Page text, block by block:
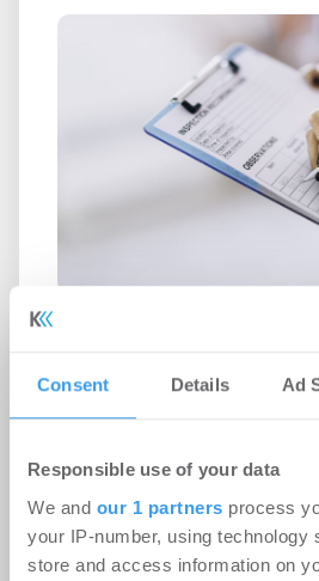
Consent Details Ad
Responsible use of your data
We and our 1 partners process
your IP-number, using technology
store and access information on
digitalisieren den
23.07.2026
Neue Lünendonk-Studie 2026